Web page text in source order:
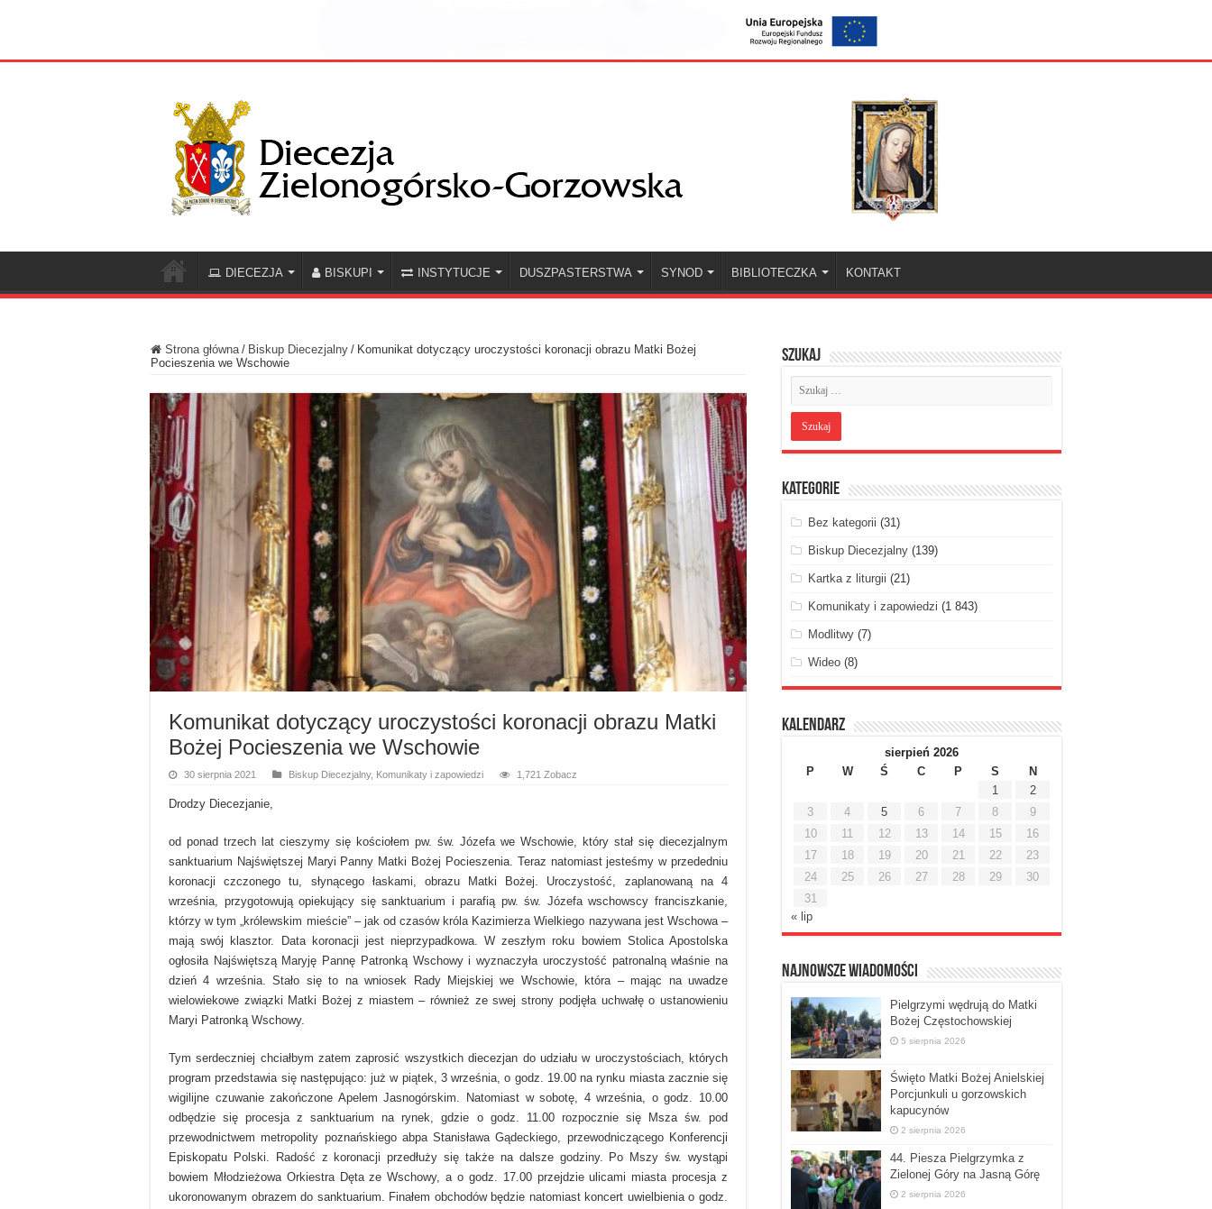
DIECEZJA BISKUPI INSTYTUCJE DUSZPASTERSTWA SYNOD BIBLIOTECZKA KONTAKT
Strona główna / Biskup Diecezjalny / Komunikat dotyczący uroczystości koronacji obrazu Matki Bożej
Pocieszenia we Wschowie
Komunikat dotyczący uroczystości koronacji obrazu Matki
Bożej Pocieszenia we Wschowie
30 sierpnia 2021 Biskup Diecezjalny, Komunikaty i zapowiedzi 1,721 Zobacz
Drodzy Diecezjanie,
od ponad trzech lat cieszymy się kościołem pw. św. Józefa we Wschowie, który stał się diecezjalnym
sanktuarium Najświętszej Maryi Panny Matki Bożej Pocieszenia. Teraz natomiast jesteśmy w przededniu
koronacji czczonego tu, słynącego łaskami, obrazu Matki Bożej. Uroczystość, zaplanowaną na 4
września, przygotowują opiekujący się sanktuarium i parafią pw. św. Józefa wschowscy franciszkanie,
którzy w tym „królewskim mieście” – jak od czasów króla Kazimierza Wielkiego nazywana jest Wschowa –
mają swój klasztor. Data koronacji jest nieprzypadkowa. W zeszłym roku bowiem Stolica Apostolska
ogłosiła Najświętszą Maryję Pannę Patronką Wschowy i wyznaczyła uroczystość patronalną właśnie na
dzień 4 września. Stało się to na wniosek Rady Miejskiej we Wschowie, która – mając na uwadze
wielowiekowe związki Matki Bożej z miastem – również ze swej strony podjęła uchwałę o ustanowieniu
Maryi Patronką Wschowy.
Tym serdeczniej chciałbym zatem zaprosić wszystkich diecezjan do udziału w uroczystościach, których
program przedstawia się następująco: już w piątek, 3 września, o godz. 19.00 na rynku miasta zacznie się
wigilijne czuwanie zakończone Apelem Jasnogórskim. Natomiast w sobotę, 4 września, o godz. 10.00
odbędzie się procesja z sanktuarium na rynek, gdzie o godz. 11.00 rozpocznie się Msza św. pod
przewodnictwem metropolity poznańskiego abpa Stanisława Gądeckiego, przewodniczącego Konferencji
Episkopatu Polski. Radość z koronacji przedłuży się także na dalsze godziny. Po Mszy św. wystąpi
bowiem Młodzieżowa Orkiestra Dęta ze Wschowy, a o godz. 17.00 przejdzie ulicami miasta procesja z
ukoronowanym obrazem do sanktuarium. Finałem obchodów będzie natomiast koncert uwielbienia o godz.
Szukaj
Kategorie
Bez kategorii (31)
Biskup Diecezjalny(139)
Kartka z liturgii (21)
Komunikaty i zapowiedzi (1 843)
Modlitwy(7)
Wideo(8)
Kalendarz
sierpień 2026
P
W Ś C P S
N
1
2
3
4 5 6 7 8
9
10
11 12 13 14 15
16
17
18 19 20 21 22
23
24
25 26 27 28 29
30
31
« lip
Najnowsze Wiadomości
Pielgrzymi wędrują do Matki
Bożej Częstochowskiej
5 sierpnia 2026
Święto Matki Bożej Anielskiej
Porcjunkuli u gorzowskich
kapucynów
2 sierpnia 2026
44. Piesza Pielgrzymka z
Zielonej Góry na Jasną Górę
2 sierpnia 2026